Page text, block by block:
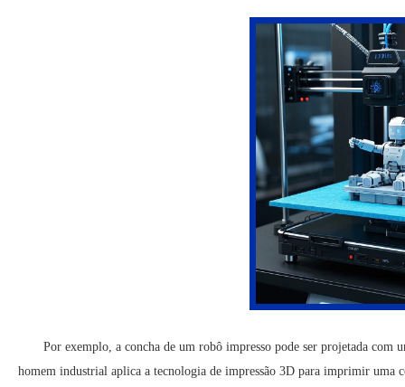
Por exemplo, a concha de um robô impresso pode ser projetada com
homem industrial aplica a tecnologia de impressão 3D para imprimir uma